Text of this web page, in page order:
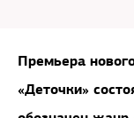
Премьера
«Деточки»